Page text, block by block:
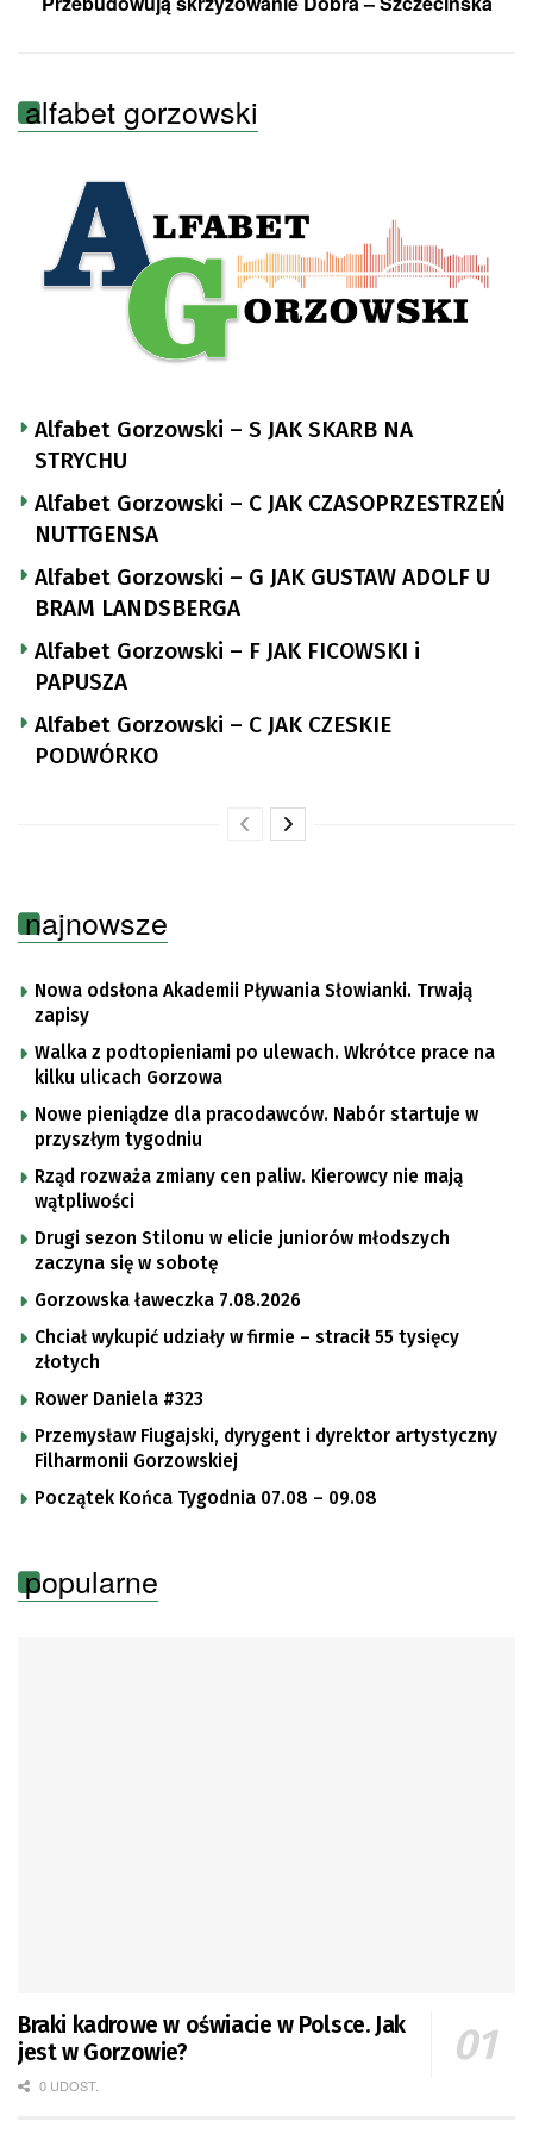
alfabet gorzowski
Alfabet Gorzowski – S JAK SKARB NA
STRYCHU
Alfabet Gorzowski – C JAK CZASOPRZESTRZEŃ
NUTTGENSA
Alfabet Gorzowski – G JAK GUSTAW ADOLF U
BRAM LANDSBERGA
Alfabet Gorzowski – F JAK FICOWSKI i
PAPUSZA
Alfabet Gorzowski – C JAK CZESKIE
PODWÓRKO
najnowsze
Nowa odsłona Akademii Pływania Słowianki. Trwają
zapisy
Walka z podtopieniami po ulewach. Wkrótce prace na
kilku ulicach Gorzowa
Nowe pieniądze dla pracodawców. Nabór startuje w
przyszłym tygodniu
Rząd rozważa zmiany cen paliw. Kierowcy nie mają
wątpliwości
Drugi sezon Stilonu w elicie juniorów młodszych
zaczyna się w sobotę
Gorzowska ławeczka 7.08.2026
Chciał wykupić udziały w firmie – stracił 55 tysięcy
złotych
Rower Daniela #323
Przemysław Fiugajski, dyrygent i dyrektor artystyczny
Filharmonii Gorzowskiej
Początek Końca Tygodnia 07.08 – 09.08
popularne
Braki kadrowe w oświacie w Polsce. Jak
jest w Gorzowie?
0 UDOST.